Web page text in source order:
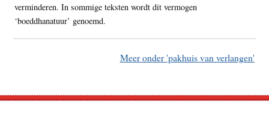
verminderen. In sommige teksten wordt dit vermogen
‘boeddhanatuur’ genoemd.
Meer onder 'pakhuis van verlangen'